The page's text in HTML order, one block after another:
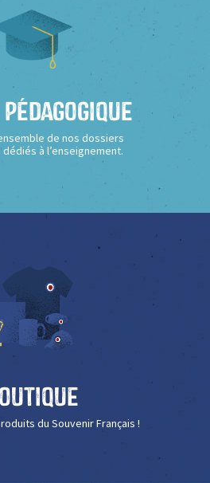
Pédagogique
de nos dossiers
à l’enseignement.
du Souvenir Français !